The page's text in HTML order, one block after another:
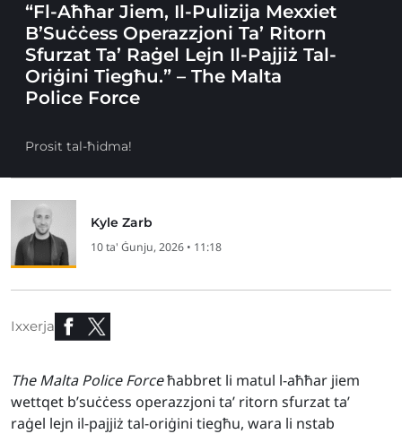
“Fl-Aħħar Jiem, Il-Pulizija Mexxiet
B’Suċċess Operazzjoni Ta’ Ritorn
Sfurzat Ta’ Raġel Lejn Il-Pajjiż Tal-
Oriġini Tiegħu.” – The Malta
Police Force
Prosit tal-ħidma!
Kyle Zarb
10 ta' Ġunju, 2026 • 11:18
Ixxerja
The Malta Police Forceħabbret li matul l-aħħar jiem
wettqet b’suċċess operazzjoni ta’ ritorn sfurzat ta’
raġel lejn il-pajjiż tal-oriġini tiegħu, wara li nstab